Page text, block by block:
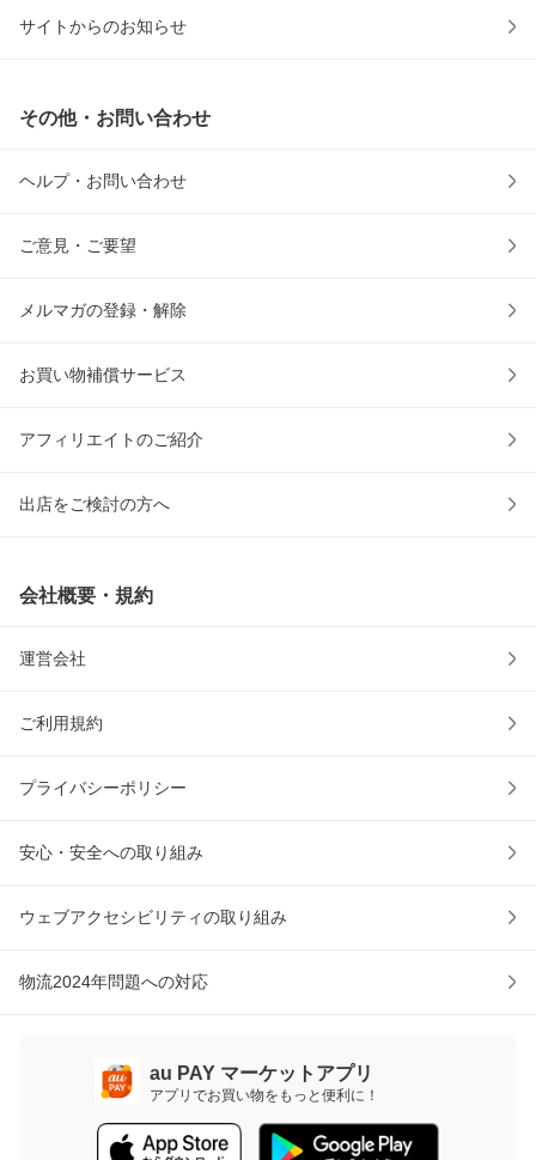
サイトからのお知らせ
その他・お問い合わせ
ヘルプ・お問い合わせ
ご意見・ご要望
メルマガの登録・解除
お買い物補償サービス
アフィリエイトのご紹介
出店をご検討の方へ
会社概要・規約
運営会社
ご利用規約
プライバシーポリシー
安心・安全への取り組み
ウェブアクセシビリティの取り組み
物流2024年問題への対応
au PAY マーケットアプリ
アプリでお買い物をもっと便利に！